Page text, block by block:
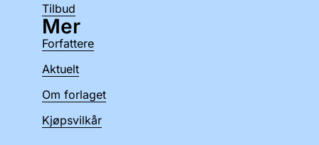
Tilbud
Mer
Forfattere
Aktuelt
Om forlaget
Kjøpsvilkår